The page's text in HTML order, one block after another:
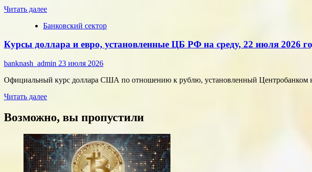
помощью
технологий
Читать далееПрочитать
о
финансы:
против
Банковский сектор
Курсы доллара и евро, установленные ЦБ РФ на среду, 22 июля 2026
banknash_admin 23 июля 2026
Официальный курс доллара США по отношению к рублю, установленный Центробанком
Читать далееПрочитать
Курсы
и
евро,
установленные
ЦБ
Возможно, вы пропустили